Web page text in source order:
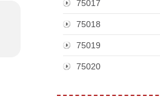
75017
75018
75019
75020